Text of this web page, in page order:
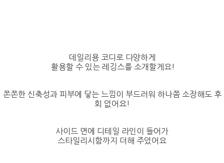
데일리용 코디로 다양하게
활용할 수 있는 레깅스를 소개할게요!
쫀쫀한 신축성과 피부에 닿는 느낌이 부드러워 하나쯤 소장해도 후
회 없어요!
사이드 면에 디테일 라인이 들어가
스타일리시함까지 더해 주었어요